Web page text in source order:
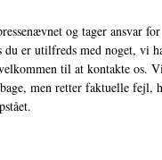
og tager ansvar for
er utilfreds med noget, vi
til at kontakte os.
men retter faktuelle fejl,